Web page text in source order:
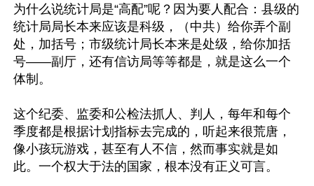
为什么说统计局是“高配”呢？因为要人配合：县级的
统计局局长本来应该是科级，（中共）给你弄个副
处，加括号；市级统计局长本来是处级，给你加括
号——副厅，还有信访局等等都是，就是这么一个
体制。
这个纪委、监委和公检法抓人、判人，每年和每个
季度都是根据计划指标去完成的，听起来很荒唐，
像小孩玩游戏，甚至有人不信，然而事实就是如
此。一个权大于法的国家，根本没有正义可言。